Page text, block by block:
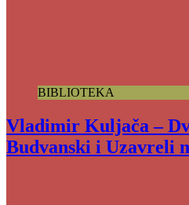
BIBLIOTEKA
Vladimir Kuljača –
Budvanski i Uzavreli